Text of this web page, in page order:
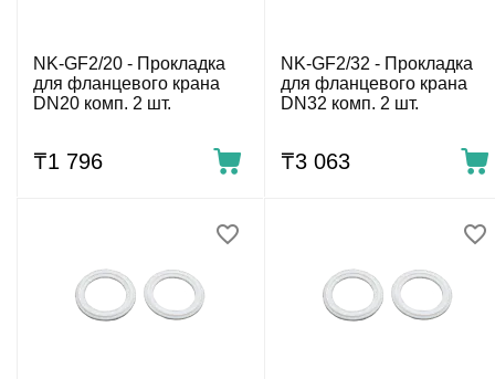
NK-GF2/20 - Прокладка
для фланцевого крана
DN20 комп. 2 шт.
₸1 796
NK-GF2/32 - Прокладка
для фланцевого крана
DN32 комп. 2 шт.
₸3 063